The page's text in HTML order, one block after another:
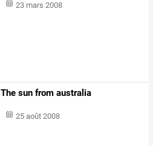
23 mars 2008
The sun from australia
25 août 2008